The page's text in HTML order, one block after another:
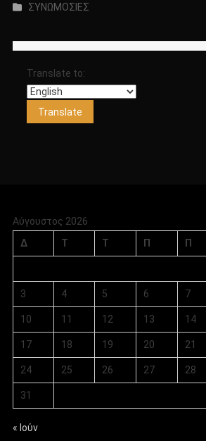
ΣΥΝΩΜΟΣΙΕΣ
Translate to:
Αύγουστος 2026
Δ
Τ Τ Π Π
3 4 5 6 7
10 11 12 13 14
17 18 19 20 21
24 25 26 27 28
31
« Ιούν